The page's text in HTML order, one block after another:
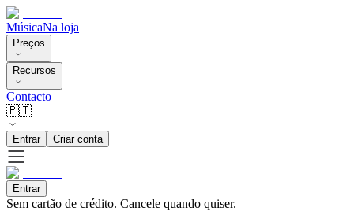
MúsicaNa loja
Preços
Recursos
Contacto
🇵🇹
Entrar Criar conta
Entrar
Sem cartão de crédito. Cancele quando quiser.